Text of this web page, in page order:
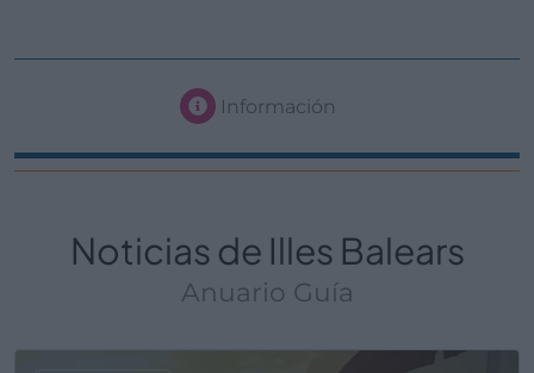
Información
Noticias de Illes Balears
Anuario Guía